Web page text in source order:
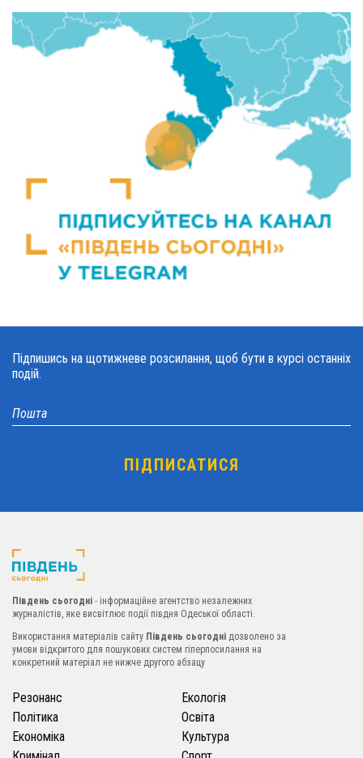
Підпишись на щотижневе розсилання, щоб бути в курсі останніх
подій.
Південь сьогодні - інформаційне агентство незалежних
журналістів, яке висвітлює події півдня Одеської області.
Використання матеріалів сайту Південь сьогодні дозволено за
умови відкритого для пошукових систем гіперпосилання на
конкретний матеріал не нижче другого абзацу
Резонанс
Політика
Економіка
Екологія
Освіта
Культура